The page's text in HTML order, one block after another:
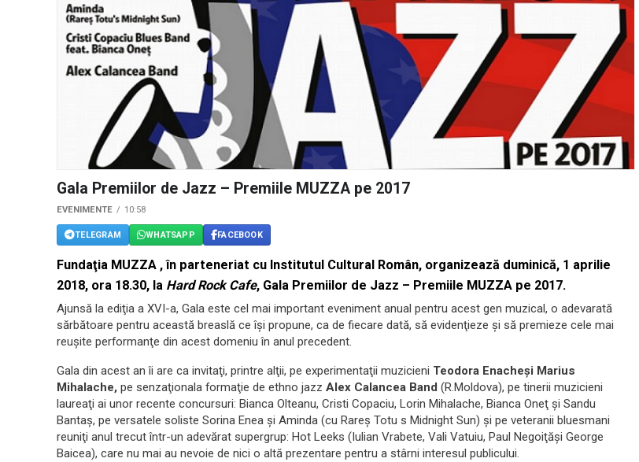
Gala Premiilor de Jazz – Premiile MUZZA pe 2017
EVENIMENTE 10:58
TELEGRAM WHATSAPP FACEBOOK
Fundaţia MUZZA ,în parteneriat cu Institutul Cultural Român, organizează duminică, 1 aprilie
2018, ora 18.30, la Hard Rock Cafe, Gala Premiilor de Jazz – Premiile MUZZA pe 2017.
Ajunsă la ediţia a XVI-a, Gala este cel mai important eveniment anual pentru acest gen muzical, o adevarată
sărbătoare pentru această breaslă ce îşi propune, ca de fiecare dată, să evidenţieze şi să premieze cele mai
reuşite performanţe din acest domeniu în anul precedent.
Gala din acest an îi are ca invitaţi, printre alţii, pe experimentaţii muzicieni Teodora Enacheși Marius
Mihalache, pe senzaţionala formaţie de ethno jazz Alex Calancea Band (R.Moldova), pe tinerii muzicieni
laureaţi ai unor recente concursuri: Bianca Olteanu, Cristi Copaciu, Lorin Mihalache, Bianca Oneţ şi Sandu
Bantaş, pe versatele soliste Sorina Enea şi Aminda (cu Rareş Totu s Midnight Sun) şi pe veteranii bluesmani
reuniţi anul trecut într-un adevărat supergrup: Hot Leeks (Iulian Vrabete, Vali Vatuiu, Paul Negoiţăşi George
Baicea), care nu mai au nevoie de nici o altă prezentare pentru a stârni interesul publicului.